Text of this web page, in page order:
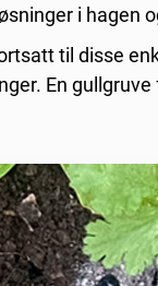
i hagen
til disse
En